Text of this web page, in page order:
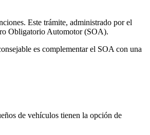
Este trámite, administrado por el
Obligatorio Automotor (SOA).
es complementar el SOA con una
de vehículos tienen la opción de